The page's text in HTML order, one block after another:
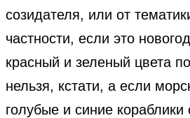
созидателя, или от
частности, если это
красный и зеленый цвета
нельзя, кстати, а если
голубые и синие кораблики